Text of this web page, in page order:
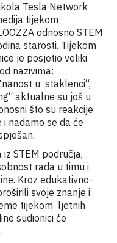
Tesla Network
tijekom
odnosno STEM
starosti. Tijekom
je posjetio veliki
nazivima:
u staklenci“,
aktualne su još u
što su reakcije
nadamo se da će
STEM područja,
rada u timu i
Kroz edukativno-
svoje znanje i
tijekom ljetnih
sudionici će